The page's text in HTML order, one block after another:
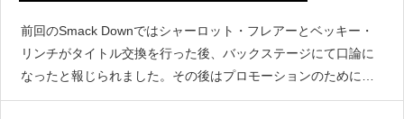
前回のSmack Downではシャーロット・フレアーとベッキー・
リンチがタイトル交換を行った後、バックステージにて口論に
なったと報じられました。その後はプロモーションのためにメ
ディアのインタビューを受ける予定だったものの、WWEは直前